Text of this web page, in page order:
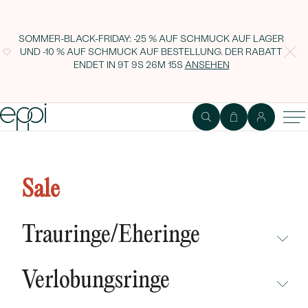
SOMMER-BLACK-FRIDAY: -25 % AUF SCHMUCK AUF LAGER
UND -10 % AUF SCHMUCK AUF BESTELLUNG. DER RABATT
ENDET IN 9T 9S 26M 14S ANSEHEN
Sale
Trauringe/Eheringe
NEUHEITEN
Verlobungsringe
Bernsteinen Birger